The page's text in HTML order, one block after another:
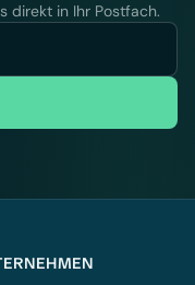
direkt in Ihr Postfach.